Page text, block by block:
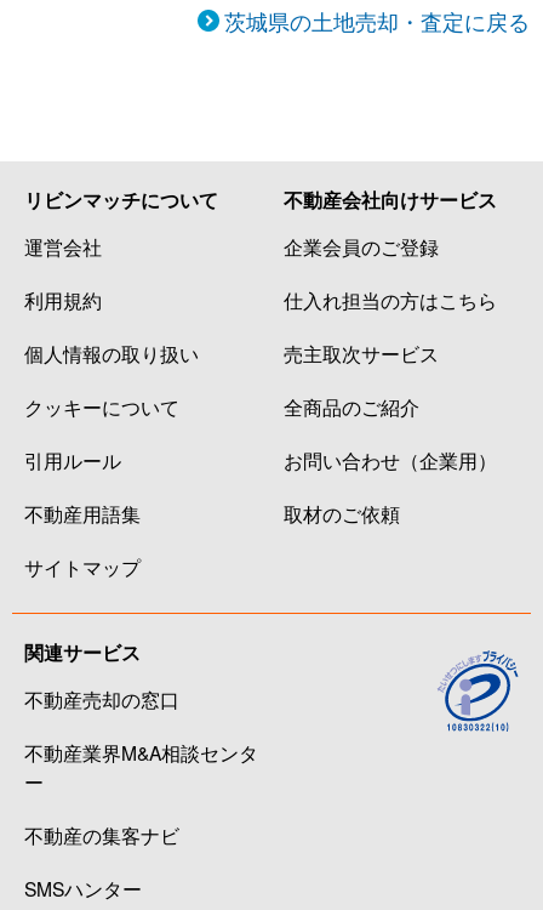
茨城県の土地売却・査定に戻る
リビンマッチについて
運営会社
利用規約
個人情報の取り扱い
クッキーについて
引用ルール
不動産用語集
サイトマップ
不動産会社向けサービス
企業会員のご登録
仕入れ担当の方はこちら
売主取次サービス
全商品のご紹介
お問い合わせ（企業用）
取材のご依頼
関連サービス
不動産売却の窓口
不動産業界M&A相談センタ
ー
不動産の集客ナビ
SMSハンター